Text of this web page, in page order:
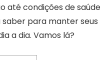
até condições de
para manter seus
a dia. Vamos lá?